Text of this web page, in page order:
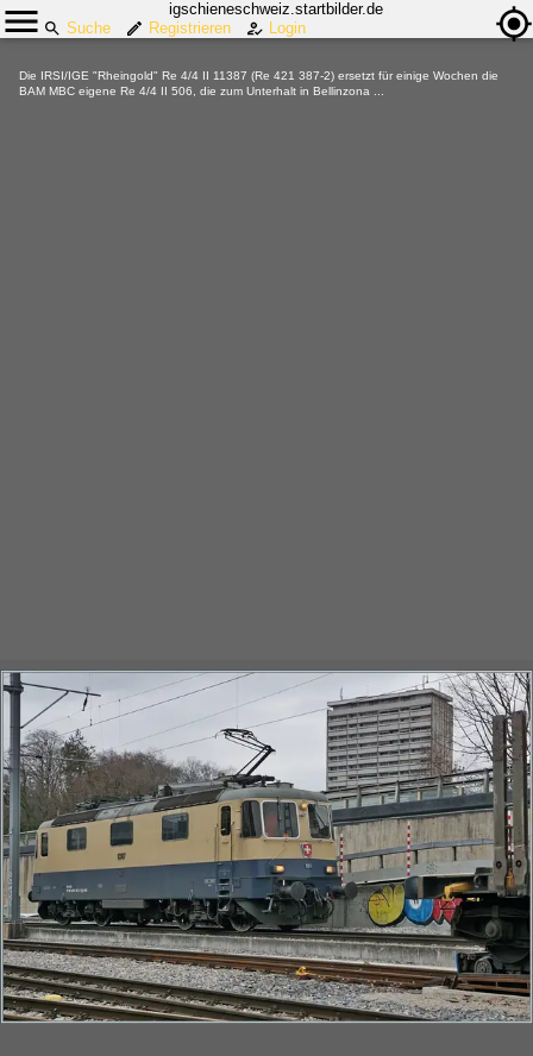
igschieneschweiz.startbilder.de
Suche
Registrieren Login
Die IRSI/IGE "Rheingold" Re 4/4 II 11387 (Re 421 387-2) ersetzt für einige Wochen die
BAM MBC eigene Re 4/4 II 506, die zum Unterhalt in Bellinzona ...